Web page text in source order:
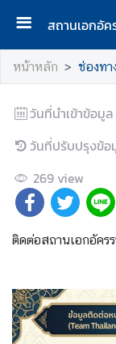
สถานเอกอั
ห
น้
แ
ก
ข่
า
อ
ง
เ
หน้าหลัก ช่องทา
วันที่นำเข้าข้อมูล
วันที่ปรับปรุงข้อ
269 view
ติดต่อสถานเอกอัคร